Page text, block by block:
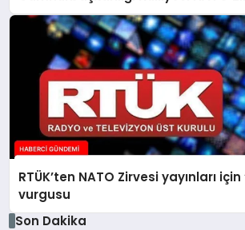
RTÜK’ten NATO Zirvesi yayınları
vurgusu
Son Dakika